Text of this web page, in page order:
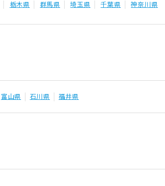
栃木県 群馬県 埼玉県 千葉県 神奈川県
富山県 石川県 福井県